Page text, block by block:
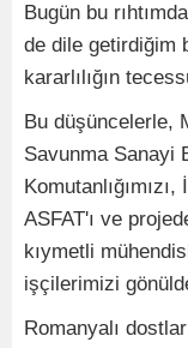
Bugün bu
de dile getirdiğim
kararlılığın
Bu düşüncelerle,
Savunma Sanayi
ASFAT'ı ve
kıymetli
işçilerimizi
Romanyalı